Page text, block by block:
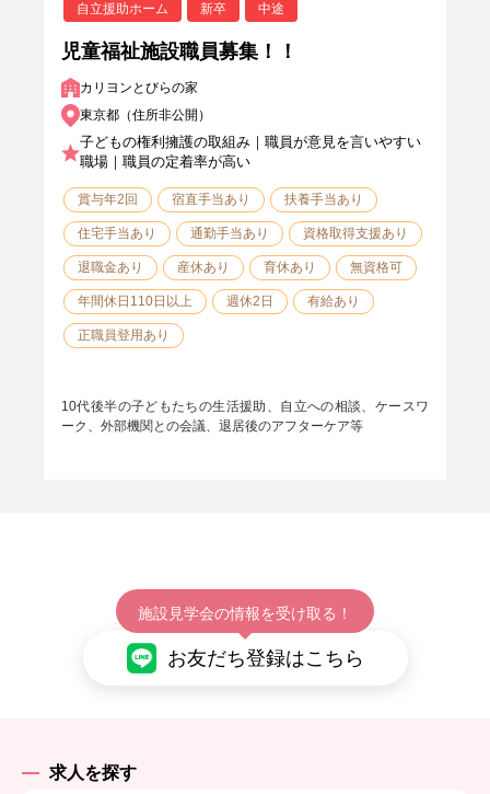
自立援助ホーム 新卒 中途
児童福祉施設職員募集！！
カリヨンとびらの家
東京都（住所非公開）
子どもの権利擁護の取組み｜職員が意見を言いやすい
職場｜職員の定着率が高い
賞与年2回 宿直手当あり 扶養手当あり
住宅手当あり 通勤手当あり 資格取得支援あり
退職金あり 産休あり 育休あり 無資格可
年間休日110日以上 週休2日 有給あり
正職員登用あり
10代後半の子どもたちの生活援助、自立への相談、ケースワ
ーク、外部機関との会議、退居後のアフターケア等
施設見学会の情報を受け取る！
お友だち登録はこちら
求人を探す